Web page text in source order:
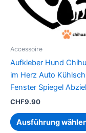
Accessoire
Aufkleber Hund
im Herz Auto
Fenster Spiegel
CHF9.90
Ausführung